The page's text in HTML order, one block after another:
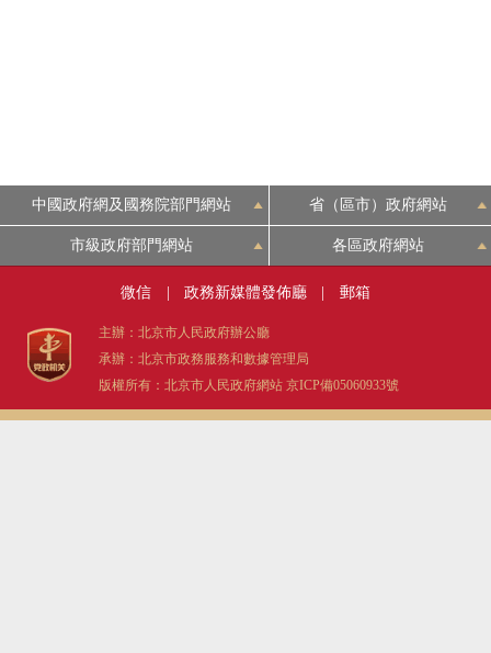
中國政府網及國務院部門網站 省（區市）政府網站
市級政府部門網站 各區政府網站
微信 政務新媒體發佈廳 郵箱
主辦：北京市人民政府辦公廳
承辦：北京市政務服務和數據管理局
版權所有：北京市人民政府網站 京ICP備05060933號